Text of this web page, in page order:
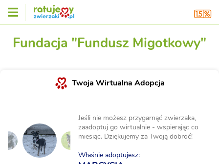
Fundacja "Fundusz Migotkowy"
Twoja Wirtualna Adopcja
Jeśli nie możesz przygarnąć zwierzaka,
zaadoptuj go wirtualnie - wspierając co
miesiąc. Dziękujemy za Twoją dobroć!
Właśnie adoptujesz: